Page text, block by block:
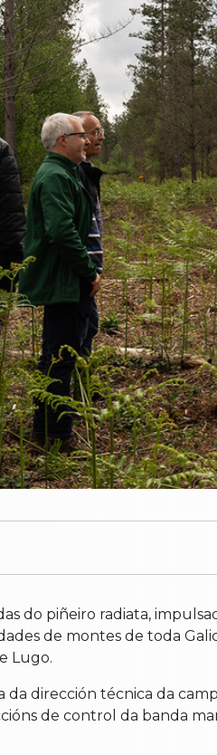
do piñeiro radiata,
de montes de toda
Lugo.
dirección técnica da
de control da banda